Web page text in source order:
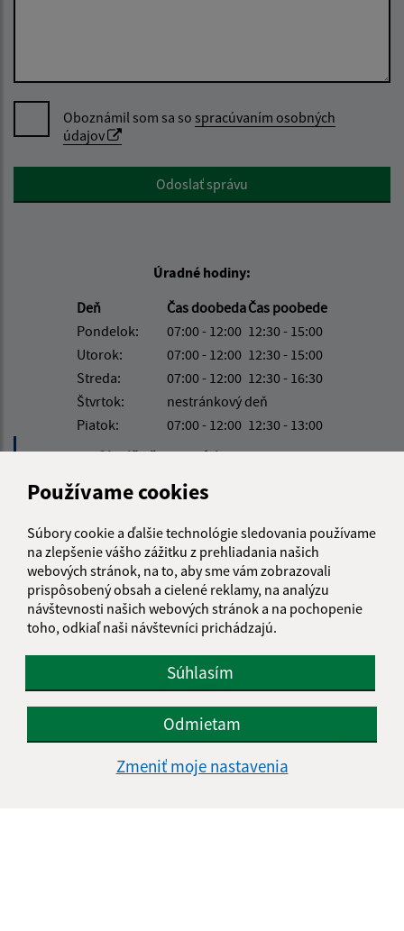
Používame cookies
Súbory cookie a ďalšie technológie sledovania používame
na zlepšenie vášho zážitku z prehliadania našich
webových stránok, na to, aby sme vám zobrazovali
prispôsobený obsah a cielené reklamy, na analýzu
návštevnosti našich webových stránok a na pochopenie
toho, odkiaľ naši návštevníci prichádzajú.
Súhlasím
Odmietam
Zmeniť moje nastavenia
Oboznámil som sa so spracúvaním osobných
údajov
Google reCaptcha ResponseOdoslať správu
Úradné hodiny:
Deň
Čas doobedaČas poobede
Pondelok:
07:00 - 12:00 12:30 - 15:00
Utorok:
07:00 - 12:00 12:30 - 15:00
Streda:
07:00 - 12:00 12:30 - 16:30
Štvrtok:
nestránkový deň
Piatok:
07:00 - 12:00 12:30 - 13:00
Obedňajšia prestávka:12:00 - 12:30
Obecný úrad Hlinné
Hlinné 74
094 35 Soľ
info@hlinne.sk
+421 905 427 363
IČO: 00332411